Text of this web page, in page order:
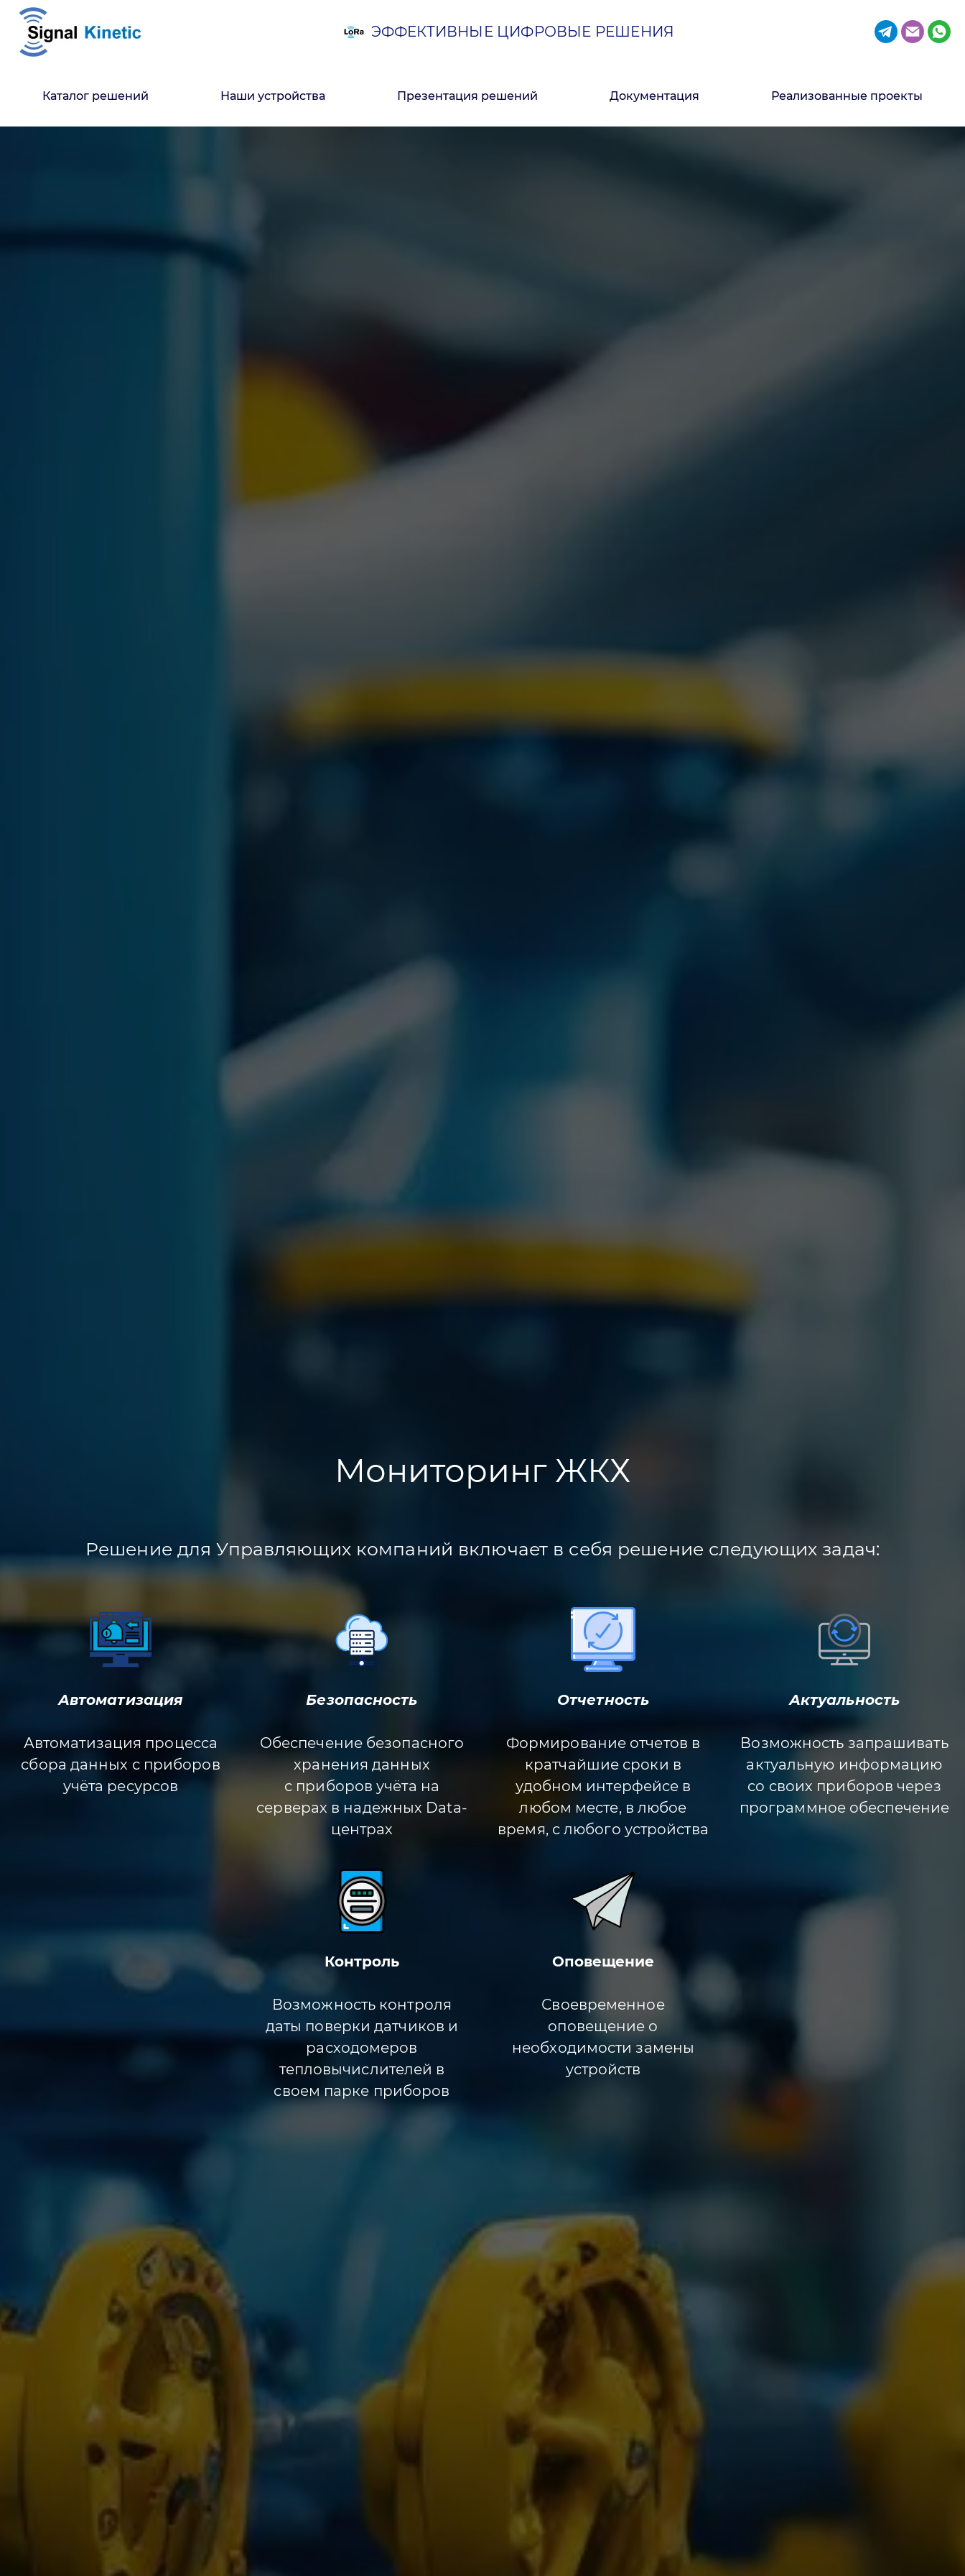
ЭФФЕКТИВНЫЕ ЦИФРОВЫЕ РЕШЕНИЯ
Каталог решений Наши устройства Презентация решений Документация Реализованные проекты
Мониторинг ЖКХ
Решение для Управляющих компаний включает в себя решение следующих задач:
Автоматизация
Автоматизация процесса
сбора данных с приборов
учёта ресурсов
Безопасность
Обеспечение безопасного
хранения данных
с приборов учёта на
серверах в надежных Data-
центрах
Отчетность
Формирование отчетов в
кратчайшие сроки в
удобном интерфейсе в
любом месте, в любое
время, с любого устройства
Актуальность
Возможность запрашивать
актуальную информацию
со своих приборов через
программное обеспечение
Контроль
Возможность контроля
даты поверки датчиков и
расходомеров
тепловычислителей в
своем парке приборов
Оповещение
Своевременное
оповещение о
необходимости замены
устройств